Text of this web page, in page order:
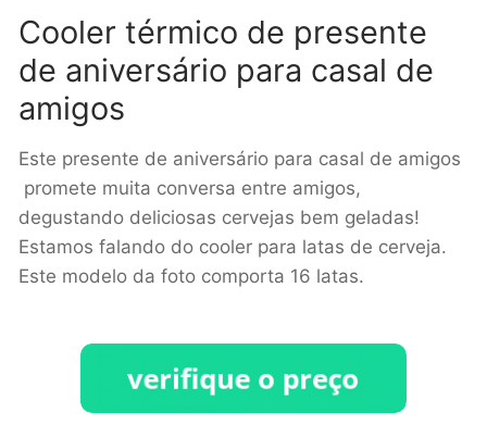
Cooler térmico de presente
de aniversário para casal de
amigos
Este presente de aniversário para casal de amigos
promete muita conversa entre amigos,
degustando deliciosas cervejas bem geladas!
Estamos falando do cooler para latas de cerveja.
Este modelo da foto comporta 16 latas.